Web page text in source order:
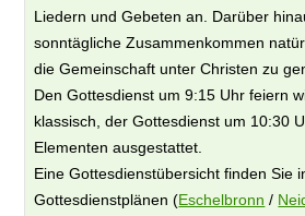
Liedern und Gebeten an. Darüber
sonntägliche Zusammenkommen
die Gemeinschaft unter Christen zu
Den Gottesdienst um 9:15 Uhr feiern
klassisch, der Gottesdienst um 10:30
Elementen ausgestattet.
Eine Gottesdienstübersicht finden Sie
Gottesdienstplänen (Eschelbronn /